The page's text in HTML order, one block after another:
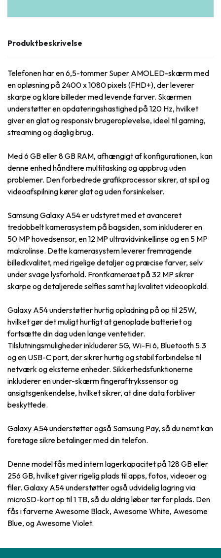
Produktbeskrivelse
Telefonen har en 6,5-tommer Super AMOLED-skærm med
en opløsning på 2400 x 1080 pixels (FHD+), der leverer
skarpe og klare billeder med levende farver. Skærmen
understøtter en opdateringshastighed på 120 Hz, hvilket
giver en glat og responsiv brugeroplevelse, ideel til gaming,
streaming og daglig brug.
Med 6 GB eller 8 GB RAM, afhængigt af konfigurationen, kan
denne enhed håndtere multitasking og appbrug uden
problemer. Den forbedrede grafikprocessor sikrer, at spil og
videoafspilning kører glat og uden forsinkelser.
Samsung Galaxy A54 er udstyret med et avanceret
tredobbelt kamerasystem på bagsiden, som inkluderer en
50 MP hovedsensor, en 12 MP ultravidvinkellinse og en 5 MP
makrolinse. Dette kamerasystem leverer fremragende
billedkvalitet, med rigelige detaljer og præcise farver, selv
under svage lysforhold. Frontkameraet på 32 MP sikrer
skarpe og detaljerede selfies samt høj kvalitet videoopkald.
Galaxy A54 understøtter hurtig opladning på op til 25W,
hvilket gør det muligt hurtigt at genoplade batteriet og
fortsætte din dag uden lange ventetider.
Tilslutningsmuligheder inkluderer 5G, Wi-Fi 6, Bluetooth 5.3
og en USB-C port, der sikrer hurtig og stabil forbindelse til
netværk og eksterne enheder. Sikkerhedsfunktionerne
inkluderer en under-skærm fingeraftrykssensor og
ansigtsgenkendelse, hvilket sikrer, at dine data forbliver
beskyttede.
Galaxy A54 understøtter også Samsung Pay, så du nemt kan
foretage sikre betalinger med din telefon.
Denne model fås med intern lagerkapacitet på 128 GB eller
256 GB, hvilket giver rigelig plads til apps, fotos, videoer og
filer. Galaxy A54 understøtter også udvidelig lagring via
microSD-kort op til 1 TB, så du aldrig løber tør for plads. Den
fås i farverne Awesome Black, Awesome White, Awesome
Blue, og Awesome Violet.